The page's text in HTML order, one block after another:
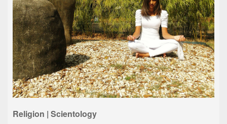
Religion | Scientology